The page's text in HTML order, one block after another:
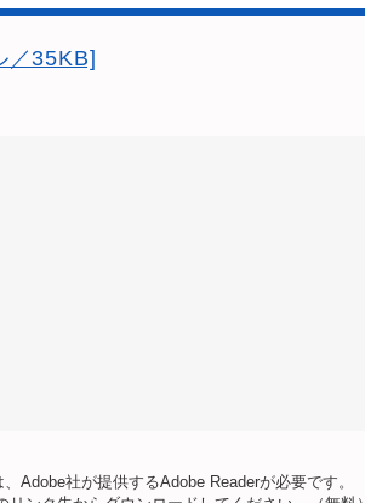
35KB]
Adobe社が提供するAdobe Readerが必要です。